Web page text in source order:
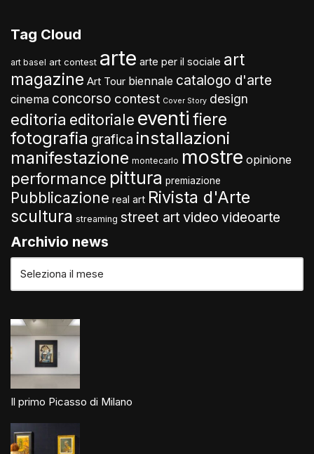
Tag Cloud
art basel art contest arte arte per il sociale art
magazine Art Tour biennale catalogo d'arte
cinema concorso contest Cover Story design
editoria editoriale eventi fiere
fotografia grafica installazioni
manifestazione montecarlo mostre opinione
performance pittura premiazione
Pubblicazione real art Rivista d'Arte
scultura streaming street art video videoarte
Archivio news
Il primo Picasso di Milano